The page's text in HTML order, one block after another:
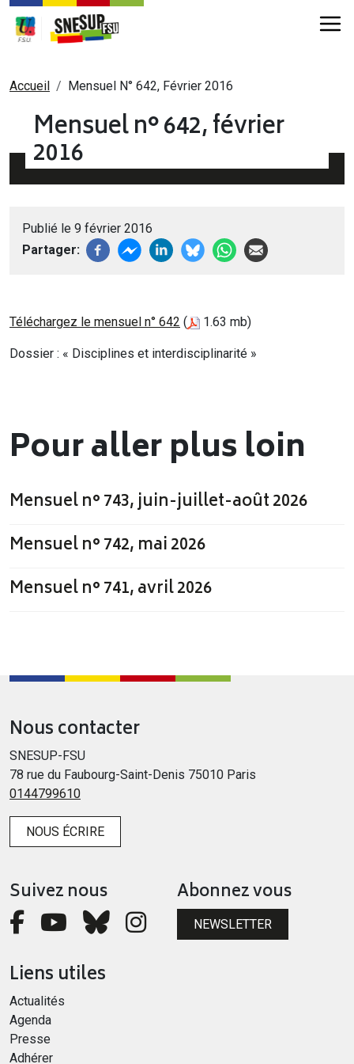
Aller au contenu principal
Fil d'Ariane
Accueil Mensuel N° 642, Février 2016
Mensuel n° 642, février
2016
Publié le 9 février 2016
Partager
Téléchargez le mensuel n° 642 ( 1.63 mb)
Dossier : « Disciplines et interdisciplinarité »
Pour aller plus loin
Mensuel n° 743, juin-juillet-août 2026
Mensuel n° 742, mai 2026
Mensuel n° 741, avril 2026
Nous contacter
SNESUP-FSU
78 rue du Faubourg-Saint-Denis 75010 Paris
0144799610
NOUS ÉCRIRE
Suivez nous Abonnez vous
NEWSLETTER
Liens utiles
Actualités
Agenda
Presse
Adhérer